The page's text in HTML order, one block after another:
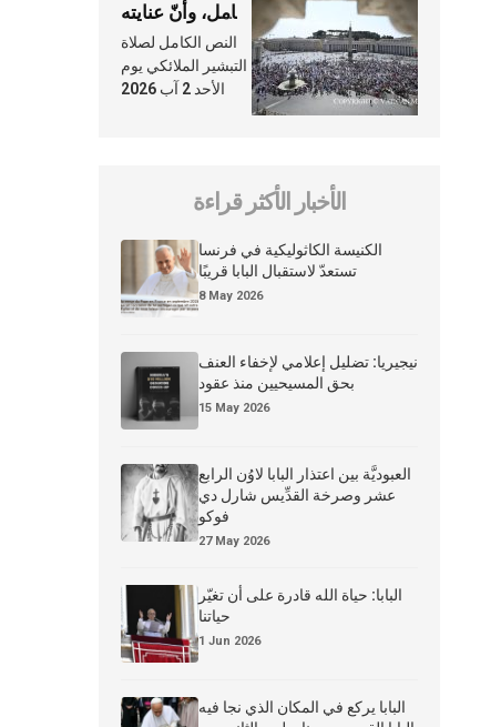
شامل، وأنّ عنايته
بنا لا تغيب عنّا
أبدًا
النص الكامل لصلاة
التبشير الملائكي يوم
الأحد 2 آب 2026
الأخبار الأكثر قراءة
الكنيسة الكاثوليكية في فرنسا
تستعدّ لاستقبال البابا قريبًا
8 May 2026
نيجيريا: تضليل إعلامي لإخفاء العنف
بحق المسيحيين منذ عقود
15 May 2026
العبوديَّة بين اعتذار البابا لاوُن الرابع
عشر وصرخة القدِّيس شارل دي
فوكو
27 May 2026
البابا: حياة الله قادرة على أن تغيّر
حياتنا
1 Jun 2026
البابا يركع في المكان الذي نجا فيه